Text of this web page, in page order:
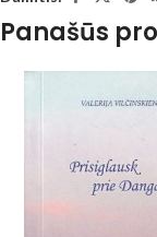
Panašūs